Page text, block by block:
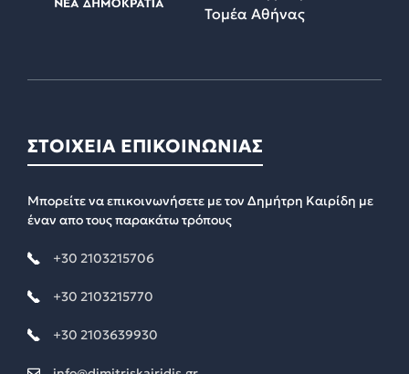
Τομέα Αθήνας
ΣΤΟΙΧΕΙΑ ΕΠΙΚΟΙΝΩΝΙΑΣ
Μπορείτε να επικοινωνήσετε με τον Δημήτρη Καιρίδη με
έναν απο τους παρακάτω τρόπους
+30 2103215706
+30 2103215770
+30 2103639930